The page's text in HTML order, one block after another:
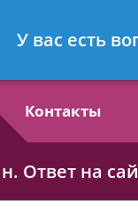
юрист, специалист
Контакты
Ответ на
У вас есть